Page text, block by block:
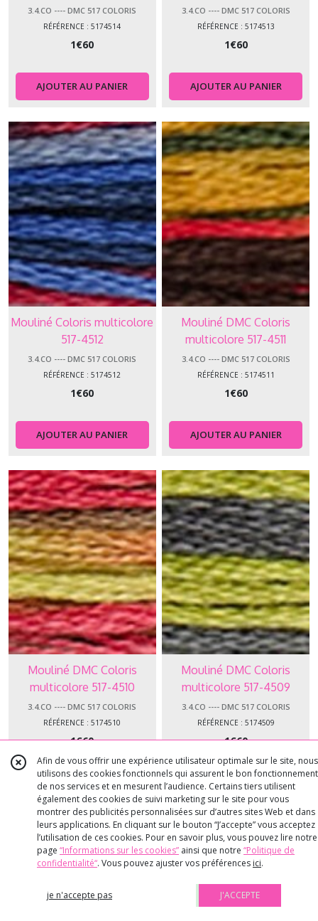
3.4.CO ---- DMC 517 COLORIS
RÉFÉRENCE : 5174514
1€60
AJOUTER AU PANIER
3.4.CO ---- DMC 517 COLORIS
RÉFÉRENCE : 5174513
1€60
AJOUTER AU PANIER
Mouliné Coloris multicolore
517-4512
3.4.CO ---- DMC 517 COLORIS
RÉFÉRENCE : 5174512
1€60
AJOUTER AU PANIER
Mouliné DMC Coloris
multicolore 517-4511
3.4.CO ---- DMC 517 COLORIS
RÉFÉRENCE : 5174511
1€60
AJOUTER AU PANIER
Mouliné DMC Coloris
multicolore 517-4510
3.4.CO ---- DMC 517 COLORIS
RÉFÉRENCE : 5174510
1€60
AJOUTER AU PANIER
Mouliné DMC Coloris
multicolore 517-4509
3.4.CO ---- DMC 517 COLORIS
RÉFÉRENCE : 5174509
1€60
AJOUTER AU PANIER
Afin de vous offrir une expérience utilisateur optimale sur le site, nous
utilisons des cookies fonctionnels qui assurent le bon fonctionnement
de nos services et en mesurent l’audience. Certains tiers utilisent
également des cookies de suivi marketing sur le site pour vous
montrer des publicités personnalisées sur d’autres sites Web et dans
leurs applications. En cliquant sur le bouton “J’accepte” vous acceptez
l’utilisation de ces cookies. Pour en savoir plus, vous pouvez lire notre
page “Informations sur les cookies” ainsi que notre “Politique de
confidentialité“. Vous pouvez ajuster vos préférences ici.
je n'accepte pas J'ACCEPTE